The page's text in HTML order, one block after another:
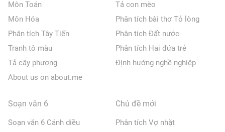
Môn Toán
Môn Hóa
Phân tích Tây Tiến
Tranh tô màu
Tả cây phượng
About us on about.me
Tả con mèo
Phân tích bài thơ Tỏ lòng
Phân tích Đất nước
Phân tích Hai đứa trẻ
Định hướng nghề nghiệp
Soạn văn 6
Soạn văn 6 Cánh diều
Chủ đề mới
Phân tích Vợ nhặt